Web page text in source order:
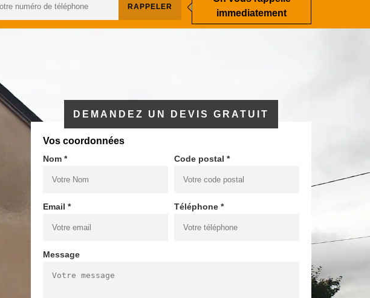
immediatement
DEMANDEZ UN DEVIS GRATUIT
Vos coordonnées
Nom * Code postal *
Email * Téléphone *
Message